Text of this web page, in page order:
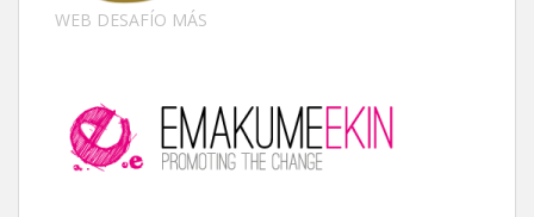
WEB DESAFÍO MÁS